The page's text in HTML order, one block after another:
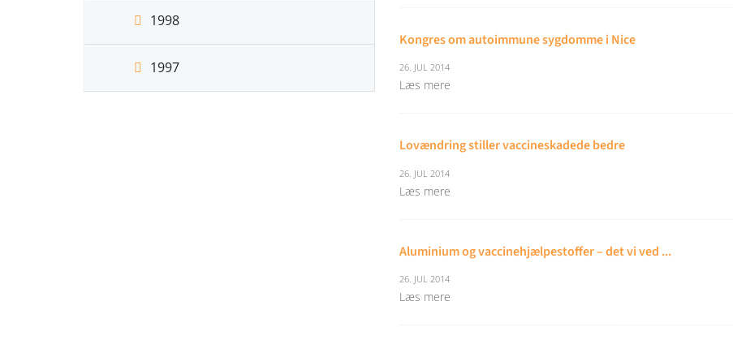
1998
1997
Kongres om autoimmune sygdomme i Nice
26. JUL 2014
Læs mere
Lovændring stiller vaccineskadede bedre
26. JUL 2014
Læs mere
Aluminium og vaccinehjælpestoffer – det vi ved ...
26. JUL 2014
Læs mere